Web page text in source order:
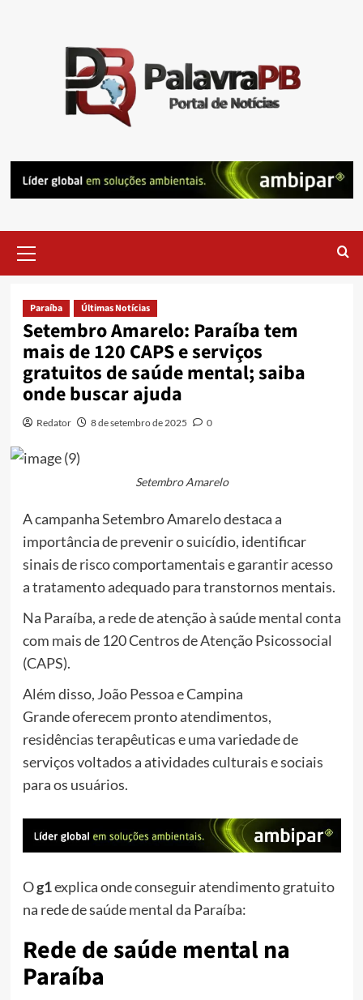
Menu
Paraíba Últimas Notícias
Setembro Amarelo: Paraíba tem
mais de 120 CAPS e serviços
gratuitos de saúde mental; saiba
onde buscar ajuda
Redator 8 de setembro de 2025 0
Setembro Amarelo
A campanha Setembro Amarelo destaca a
importância de prevenir o suicídio, identificar
sinais de risco comportamentais e garantir acesso
a tratamento adequado para transtornos mentais.
Na Paraíba, a rede de atenção à saúde mental conta
com mais de 120 Centros de Atenção Psicossocial
(CAPS).
Além disso, João Pessoa e Campina
Grande oferecem pronto atendimentos,
residências terapêuticas e uma variedade de
serviços voltados a atividades culturais e sociais
para os usuários.
Og1explica onde conseguir atendimento gratuito
na rede de saúde mental da Paraíba:
Rede de saúde mental na
Paraíba